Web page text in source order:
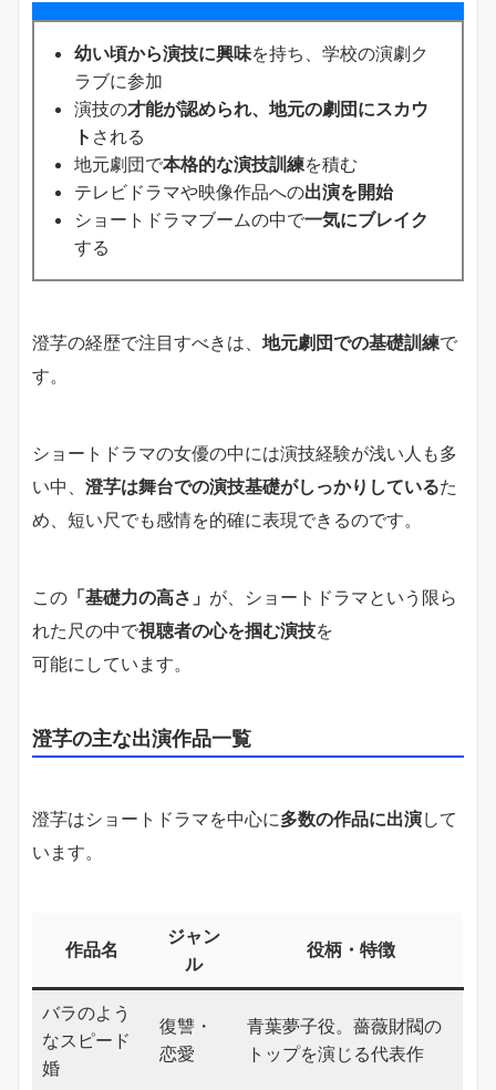
幼い頃から演技に興味を持ち、学校の演劇ク
ラブに参加
演技の才能が認められ、地元の劇団にスカウ
ト される
地元劇団で本格的な演技訓練を積む
テレビドラマや映像作品への出演を開始
ショートドラマブームの中で一気にブレイク
する
澄芓の経歴で注目すべきは、 地元劇団での基礎訓練で
す。
ショートドラマの女優の中には演技経験が浅い人も多
い中、 澄芓は舞台での演技基礎がしっかりしているた
め、短い尺でも感情を的確に表現できるのです。
この 「基礎力の高さ」 が、ショートドラマという限ら
れた尺の中で視聴者の心を掴む演技を
可能にしています。
澄芓の主な出演作品一覧
澄芓はショートドラマを中心に多数の作品に出演して
います。
作品名
ジャン
ル
役柄・特徴
バラのよう
なスピード
婚
復讐・
恋愛
青葉夢子役。薔薇財閥の
トップを演じる代表作